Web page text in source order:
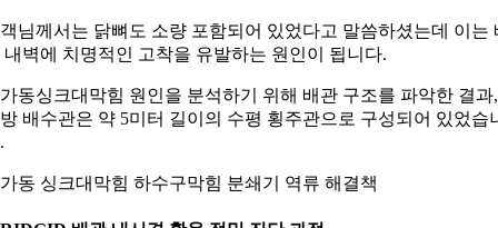
님께서는 닭뼈도 소량 포함되어 있었다고 말씀하셨는데 이는
내벽에 치명적인 고착을 유발하는 원인이 됩니다.
동싱크대막힘 원인을 분석하기 위해 배관 구조를 파악한 결과,
배수관은 약 5미터 길이의 수평 횡주관으로 구성되어 있었습
동 싱크대막힘 하수구막힘 분쇄기 역류 해결책